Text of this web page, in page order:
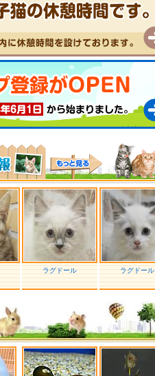
ラグドール ラグドール